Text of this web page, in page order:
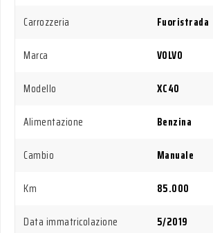
Carrozzeria
Fuoristrada
Marca
VOLVO
Modello
XC40
Alimentazione
Benzina
Cambio
Manuale
Km
85.000
Data immatricolazione
5/2019